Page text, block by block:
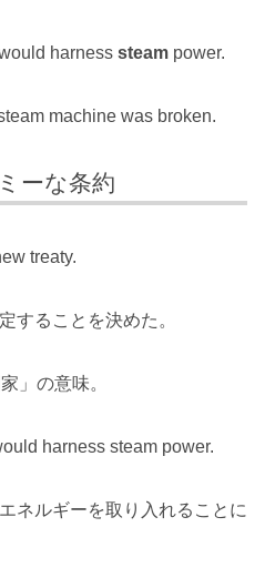
harness steam power.
machine was broken.
ーな条約
treaty.
することを決めた。
」の意味。
harness steam power.
ネルギーを取り入れることに